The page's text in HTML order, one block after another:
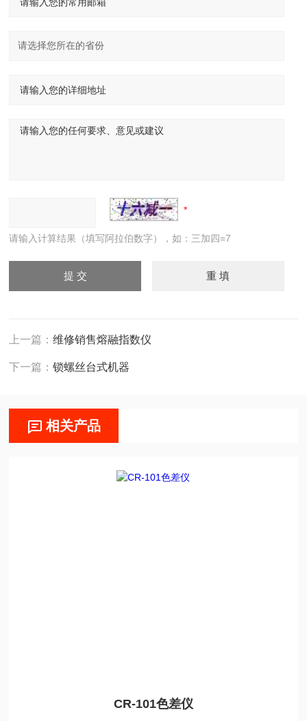
请输入计算结果（填写阿拉伯数字），如：三加四=7
上一篇：维修销售熔融指数仪
下一篇：锁螺丝台式机器
相关产品
CR-101色差仪